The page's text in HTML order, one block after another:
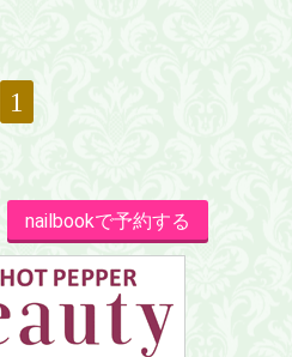
1
nailbookで予約する